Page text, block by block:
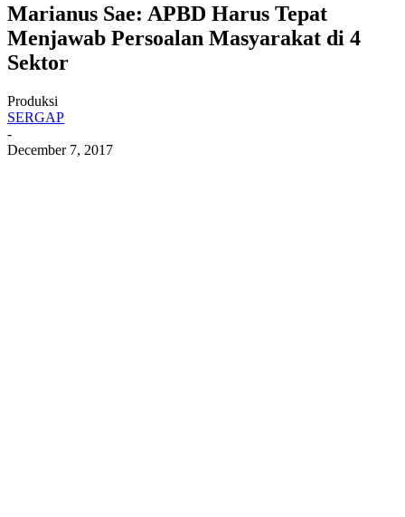
Marianus Sae: APBD Harus Tepat
Menjawab Persoalan Masyarakat di 4
Sektor
Produksi
SERGAP
-
December 7, 2017